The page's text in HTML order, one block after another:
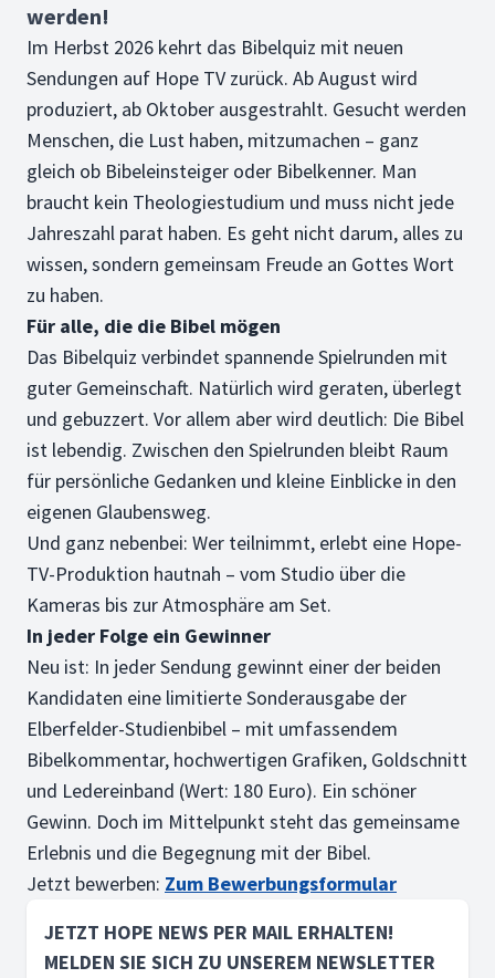
werden!
Im Herbst 2026 kehrt das Bibelquiz mit neuen
Sendungen auf Hope TV zurück. Ab August wird
produziert, ab Oktober ausgestrahlt. Gesucht werden
Menschen, die Lust haben, mitzumachen – ganz
gleich ob Bibeleinsteiger oder Bibelkenner. Man
braucht kein Theologiestudium und muss nicht jede
Jahreszahl parat haben. Es geht nicht darum, alles zu
wissen, sondern gemeinsam Freude an Gottes Wort
zu haben.
Für alle, die die Bibel mögen
Das Bibelquiz verbindet spannende Spielrunden mit
guter Gemeinschaft. Natürlich wird geraten, überlegt
und gebuzzert. Vor allem aber wird deutlich: Die Bibel
ist lebendig. Zwischen den Spielrunden bleibt Raum
für persönliche Gedanken und kleine Einblicke in den
eigenen Glaubensweg.
Und ganz nebenbei: Wer teilnimmt, erlebt eine Hope-
TV-Produktion hautnah – vom Studio über die
Kameras bis zur Atmosphäre am Set.
In jeder Folge ein Gewinner
Neu ist: In jeder Sendung gewinnt einer der beiden
Kandidaten eine limitierte Sonderausgabe der
Elberfelder-Studienbibel – mit umfassendem
Bibelkommentar, hochwertigen Grafiken, Goldschnitt
und Ledereinband (Wert: 180 Euro). Ein schöner
Gewinn. Doch im Mittelpunkt steht das gemeinsame
Erlebnis und die Begegnung mit der Bibel.
Jetzt bewerben: Zum Bewerbungsformular
JETZT HOPE NEWS PER MAIL ERHALTEN!
MELDEN SIE SICH ZU UNSEREM NEWSLETTER